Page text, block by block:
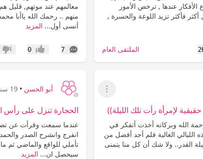
عندها , ترخص الأمور
فأكثر تزيد اللوعة والحسرة ,
الملتقى العام
معالمهم عند موتهم, قليل
منهم .. رحمك الله ياأبا
أنسى أول... المزيد
7
التعليقات إعجاب0 عدم
عرض القائمة
لإمرأة رأت تلك الليلة))
الله وبركاته أخذت أتفكر في
الليالي الغالية فلم أجد أفضل من
القدر.. ولا شك أن كل منا يتمنى
أبو الحسن • 19 سنة
الحجارة تنزل على رأس
عندما سمعت وقرأت عن
انفرج وانشرح الصدر
تأملي للواقع والماضي ثم
سيحصل ان... المزيد